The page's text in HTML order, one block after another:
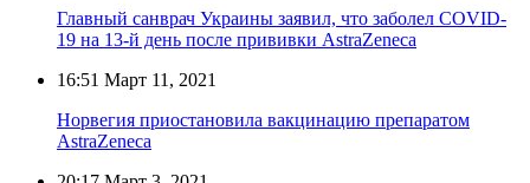
Главный санврач Украины заявил, что заболел COVID-
19 на 13-й день после прививки AstraZeneca
16:51 Март 11, 2021
Норвегия приостановила вакцинацию препаратом
AstraZeneca